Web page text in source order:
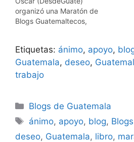
organizó una Maratón de
Blogs Guatemaltecos,
de Guatemala, impulsar
su desarrollo y creación
de nuevos blogs. En esa
oportunidad, uno de mis
Matrix" fue parte de ese
maratón, cuando mi
blog…
Etiquetas: ánimo, apoyo,
Guatemala, deseo,
trabajo
Categorías
Blogs de Guatemala
Etiquetas
ánimo, apoyo, blog,
deseo, Guatemala, libro,